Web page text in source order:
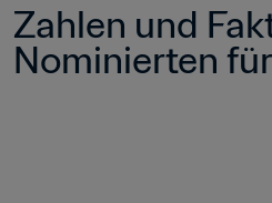
Zahlen und
Nominierten